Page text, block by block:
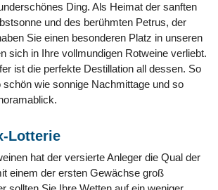
Ding. Als Heimat der sanften
und des berühmten Petrus, der
Sie einen besonderen Platz in unseren
sich in Ihre vollmundigen Rotweine verliebt.
ist die perfekte Destillation all dessen. So
wie sonnige Nachmittage und so
Lotterie
hat der versierte Anleger die Qual der
einem der ersten Gewächse groß